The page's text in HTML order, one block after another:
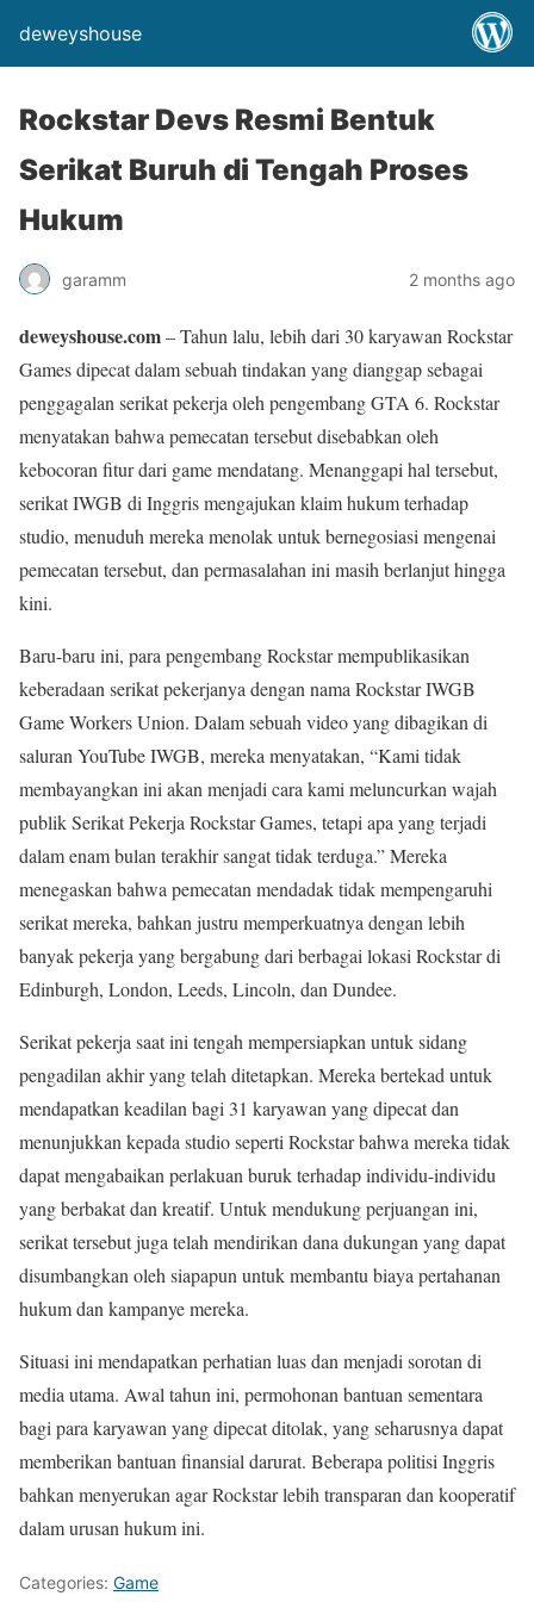
deweyshouse
Rockstar Devs Resmi Bentuk
Serikat Buruh di Tengah Proses
Hukum
garamm 2 months ago
deweyshouse.com– Tahun lalu, lebih dari 30 karyawan Rockstar
Games dipecat dalam sebuah tindakan yang dianggap sebagai
penggagalan serikat pekerja oleh pengembang GTA 6. Rockstar
menyatakan bahwa pemecatan tersebut disebabkan oleh
kebocoran fitur dari game mendatang. Menanggapi hal tersebut,
serikat IWGB di Inggris mengajukan klaim hukum terhadap
studio, menuduh mereka menolak untuk bernegosiasi mengenai
pemecatan tersebut, dan permasalahan ini masih berlanjut hingga
kini.
Baru-baru ini, para pengembang Rockstar mempublikasikan
keberadaan serikat pekerjanya dengan nama Rockstar IWGB
Game Workers Union. Dalam sebuah video yang dibagikan di
saluran YouTube IWGB, mereka menyatakan, “Kami tidak
membayangkan ini akan menjadi cara kami meluncurkan wajah
publik Serikat Pekerja Rockstar Games, tetapi apa yang terjadi
dalam enam bulan terakhir sangat tidak terduga.” Mereka
menegaskan bahwa pemecatan mendadak tidak mempengaruhi
serikat mereka, bahkan justru memperkuatnya dengan lebih
banyak pekerja yang bergabung dari berbagai lokasi Rockstar di
Edinburgh, London, Leeds, Lincoln, dan Dundee.
Serikat pekerja saat ini tengah mempersiapkan untuk sidang
pengadilan akhir yang telah ditetapkan. Mereka bertekad untuk
mendapatkan keadilan bagi 31 karyawan yang dipecat dan
menunjukkan kepada studio seperti Rockstar bahwa mereka tidak
dapat mengabaikan perlakuan buruk terhadap individu-individu
yang berbakat dan kreatif. Untuk mendukung perjuangan ini,
serikat tersebut juga telah mendirikan dana dukungan yang dapat
disumbangkan oleh siapapun untuk membantu biaya pertahanan
hukum dan kampanye mereka.
Situasi ini mendapatkan perhatian luas dan menjadi sorotan di
media utama. Awal tahun ini, permohonan bantuan sementara
bagi para karyawan yang dipecat ditolak, yang seharusnya dapat
memberikan bantuan finansial darurat. Beberapa politisi Inggris
bahkan menyerukan agar Rockstar lebih transparan dan kooperatif
dalam urusan hukum ini.
Categories: Game